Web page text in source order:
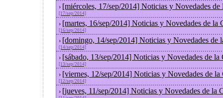
› [miércoles, 17/sep/2014] Noticias y Novedades de
[17/sep/2014]
› [martes, 16/sep/2014] Noticias y Novedades de la
[16/sep/2014]
› [domingo, 14/sep/2014] Noticias y Novedades de
[14/sep/2014]
› [sábado, 13/sep/2014] Noticias y Novedades de la
[13/sep/2014]
› [viernes, 12/sep/2014] Noticias y Novedades de la
[12/sep/2014]
› [jueves, 11/sep/2014] Noticias y Novedades de la